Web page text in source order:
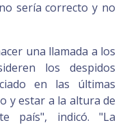
sería correcto y no
una llamada a los
los despidos
en las últimas
y estar a la altura de
país", indicó. "La